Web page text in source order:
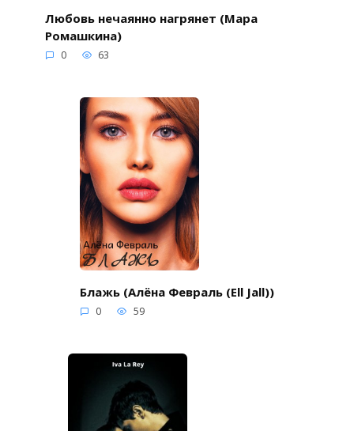
Любовь нечаянно нагрянет (Мара
Ромашкина)
0 63
Блажь (Алёна Февраль (Ell Jall))
0 59